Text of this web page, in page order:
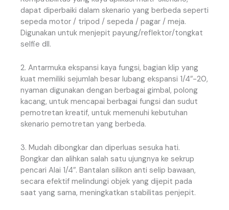
dapat diperbaiki dalam skenario yang berbeda seperti
sepeda motor / tripod / sepeda / pagar / meja.
Digunakan untuk menjepit payung/reflektor/tongkat
selfie dll.
2. Antarmuka ekspansi kaya fungsi, bagian klip yang
kuat memiliki sejumlah besar lubang ekspansi 1/4″-20,
nyaman digunakan dengan berbagai gimbal, polong
kacang, untuk mencapai berbagai fungsi dan sudut
pemotretan kreatif, untuk memenuhi kebutuhan
skenario pemotretan yang berbeda.
3. Mudah dibongkar dan diperluas sesuka hati.
Bongkar dan alihkan salah satu ujungnya ke sekrup
pencari Alai 1/4″. Bantalan silikon anti selip bawaan,
secara efektif melindungi objek yang dijepit pada
saat yang sama, meningkatkan stabilitas penjepit.